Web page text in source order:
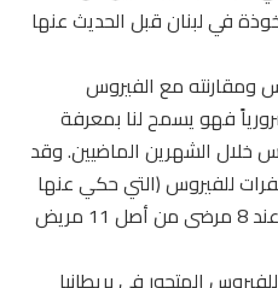
في لبنان قبل الحديث عنها
ومقارنته مع الفيروس
فهو يسمح لنا بمعرفة
خلال الشهرين الماضيين. وقد
حقيقة إلى اكتشاف 3 طفرات للفيروس (التي حكي عنها
في ما بعد في فرنسا وأميركا ) عند 8 مرضى من أصل 11 مريض
المتحور في بريطانيا